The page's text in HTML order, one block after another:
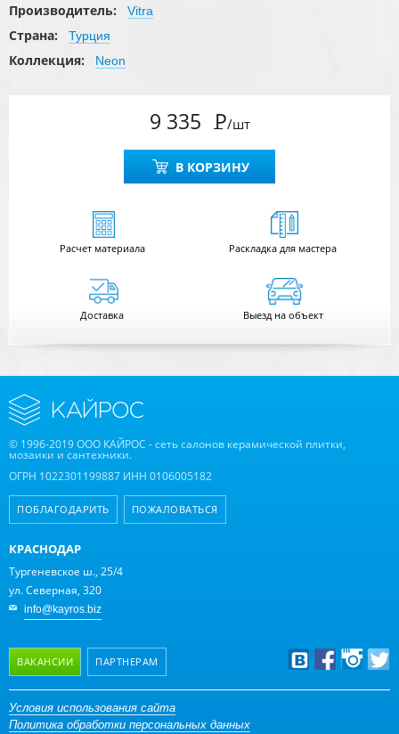
Производитель:
Vitra
Страна: Турция
Коллекция: Neon
9 335 Р/шт
В КОРЗИНУ
Расчетматериала Раскладка для мастера
Доставка Выезд на объект
© 1996-2019 ООО КАЙРОС - сеть салонов керамической плитки,
мозаики и сантехники.
ОГРН 1022301199887 ИНН 0106005182
ПОБЛАГОДАРИТЬ ПОЖАЛОВАТЬСЯ
КРАСНОДАР
Тургеневское ш., 25/4
ул. Северная, 320
info@kayros.biz
ВАКАНСИИ ПАРТНЕРАМ
Дизайнерам
Оптовым клиентам
Условия использования сайта
Политика обработки персональных данных